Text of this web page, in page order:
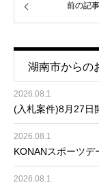
前の記事
湖南市からの
2026.08.1
(入札案件)8月27日
2026.08.1
KONANスポーツデ
2026.08.1